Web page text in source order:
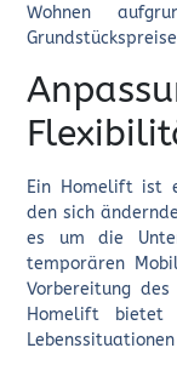
Wohnen
Ein Homelift ist
den sich
es um die
temporären
Vorbereitung
Homelift bietet